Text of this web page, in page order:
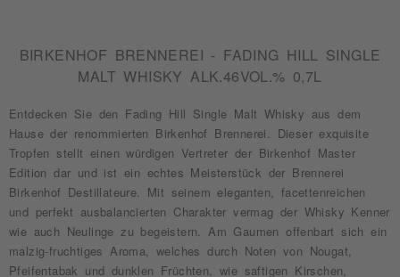
BIRKENHOF BRENNEREI - FADING HILL SINGLE
MALT WHISKY ALK.46VOL.% 0,7L
Entdecken Sie den Fading Hill Single Malt Whisky aus dem
Hause der renommierten Birkenhof Brennerei. Dieser exquisite
Tropfen stellt einen würdigen Vertreter der Birkenhof Master
Edition dar und ist ein echtes Meisterstück der Brennerei
Birkenhof Destillateure. Mit seinem eleganten, facettenreichen
und perfekt ausbalancierten Charakter vermag der Whisky Kenner
wie auch Neulinge zu begeistern. Am Gaumen offenbart sich ein
malzig-fruchtiges Aroma, welches durch Noten von Nougat,
Pfeifentabak und dunklen Früchten, wie saftigen Kirschen,